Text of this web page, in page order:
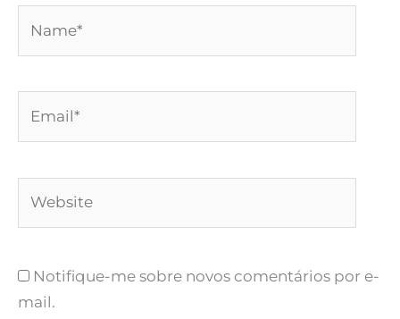
Notifique-me sobre novos comentários por e-
mail.